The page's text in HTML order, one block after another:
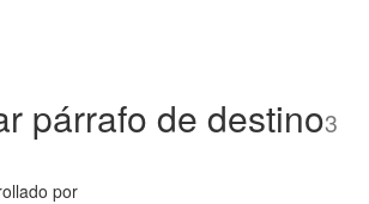
párrafo de destino3
por